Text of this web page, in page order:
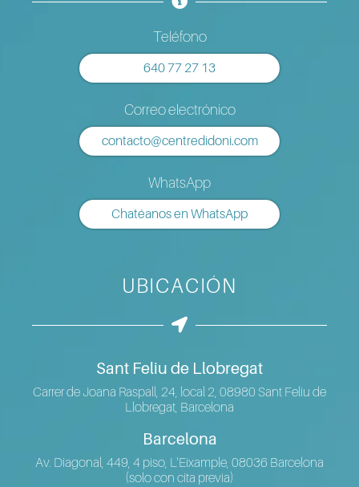
Teléfono
640 77 27 13
Correo electrónico
contacto@centredidoni.com
WhatsApp
Chatéanos en WhatsApp
UBICACIÓN
Sant Feliu de Llobregat
Carrer de Joana Raspall, 24, local 2, 08980 Sant Feliu de
Llobregat, Barcelona
Barcelona
Av. Diagonal, 449, 4 piso, L'Eixample, 08036 Barcelona
(solo con cita previa)